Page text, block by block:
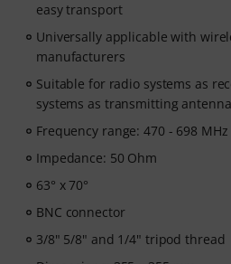
easy transport
Universally applicable with
manufacturers
Suitable for radio systems as
systems as transmitting antenna
Frequency range: 470 - 698 MHz
Impedance: 50 Ohm
63° x 70°
BNC connector
3/8" 5/8" and 1/4" tripod thread